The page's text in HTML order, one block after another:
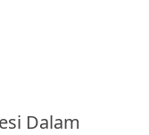
Dalam